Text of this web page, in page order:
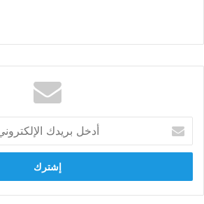
بريدك
الإلكتروني